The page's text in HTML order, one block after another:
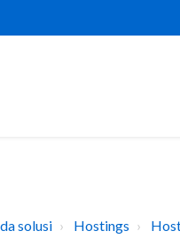
solusi Hostings